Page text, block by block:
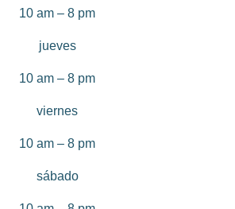
10 am – 8 pm
jueves
10 am – 8 pm
viernes
10 am – 8 pm
sábado